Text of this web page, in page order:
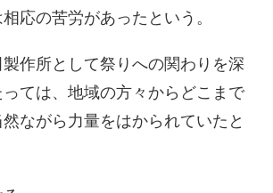
応の苦労があったという。
製作所として祭りへの関わりを深
ては、地域の方々からどこまで
ながら力量をはかられていたと